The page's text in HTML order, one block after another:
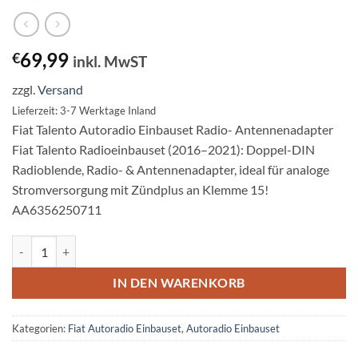
€69,99 inkl. MwST
zzgl. Versand
Lieferzeit: 3-7 Werktage Inland
Fiat Talento Autoradio Einbauset Radio- Antennenadapter
Fiat Talento Radioeinbauset (2016–2021): Doppel-DIN
Radioblende, Radio- & Antennenadapter, ideal für analoge
Stromversorgung mit Zündplus an Klemme 15!
AA6356250711
IN DEN WARENKORB
Kategorien: Fiat Autoradio Einbauset,Autoradio Einbauset